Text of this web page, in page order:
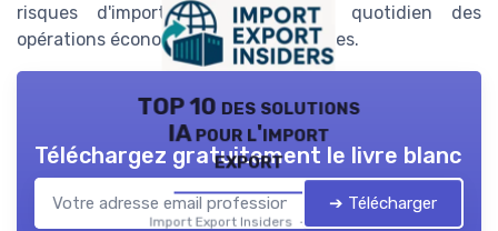
risques d'import export dans le quotidien des
opérations économiques internationales.
TOP 10 des solutions
IA pour l'import
export
Import Export Insiders — 2026
Téléchargez gratuitement le livre blanc
➔ Télécharger